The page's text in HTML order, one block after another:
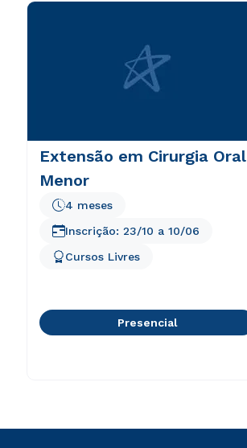
Extensão em Cirurgia Oral
Menor
4 meses
Cursos Livres
Inscrição: 23/10 a 10/06
Presencial